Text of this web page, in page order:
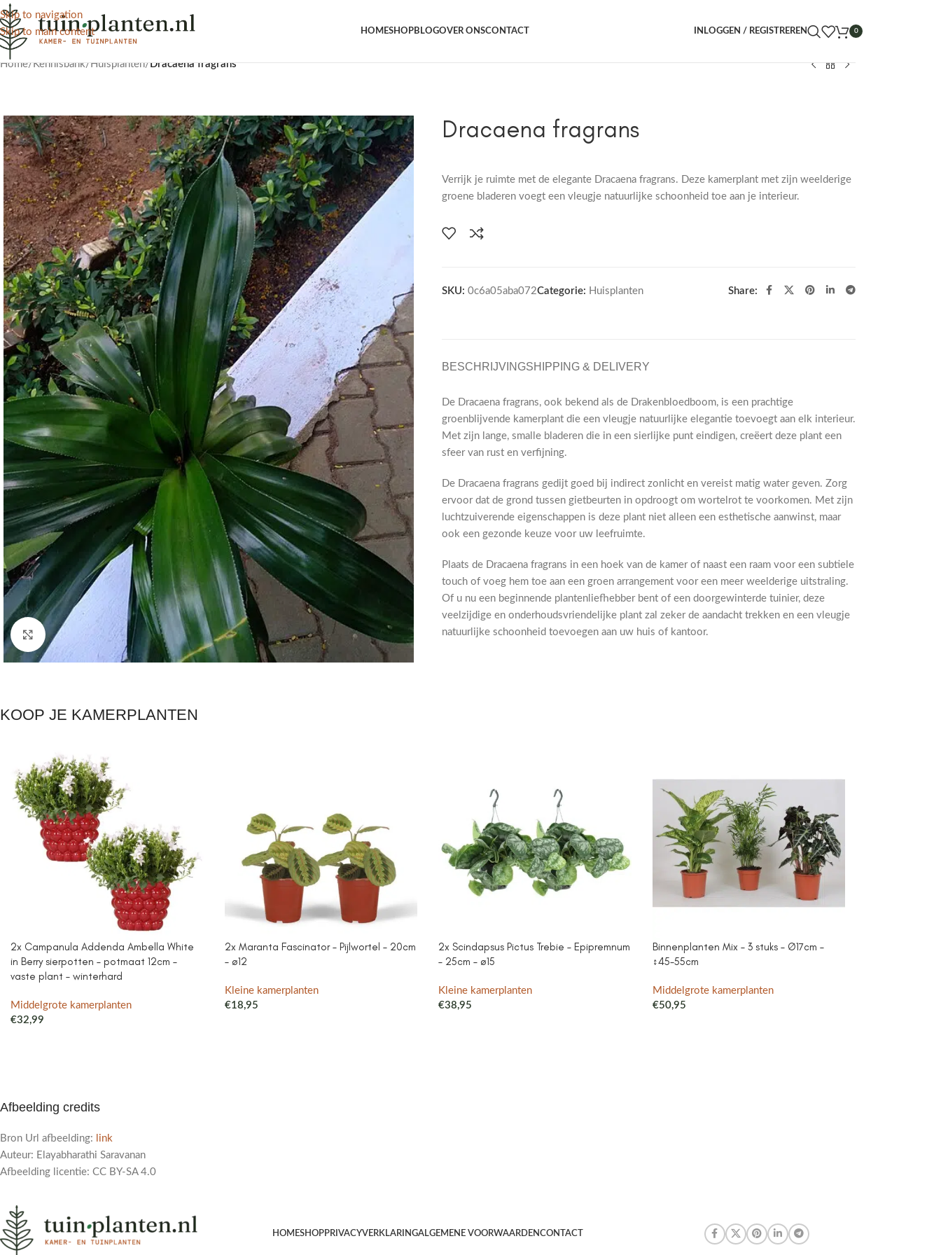
Skip to navigation
Skip to main content
HOMESHOPBLOGOVER ONSCONTACT INLOGGEN / REGISTREREN 0
Home/Kennisbank/Huisplanten/Dracaena fragrans
Click to enlarge
Dracaena fragrans
Verrijk je ruimte met de elegante Dracaena fragrans. Deze kamerplant met zijn weelderige
groene bladeren voegt een vleugje natuurlijke schoonheid toe aan je interieur.
SKU: 0c6a05aba072Categorie: Huisplanten Share:
BESCHRIJVINGSHIPPING & DELIVERY
De Dracaena fragrans, ook bekend als de Drakenbloedboom, is een prachtige
groenblijvende kamerplant die een vleugje natuurlijke elegantie toevoegt aan elk interieur.
Met zijn lange, smalle bladeren die in een sierlijke punt eindigen, creëert deze plant een
sfeer van rust en verfijning.
De Dracaena fragrans gedijt goed bij indirect zonlicht en vereist matig water geven. Zorg
ervoor dat de grond tussen gietbeurten in opdroogt om wortelrot te voorkomen. Met zijn
luchtzuiverende eigenschappen is deze plant niet alleen een esthetische aanwinst, maar
ook een gezonde keuze voor uw leefruimte.
Plaats de Dracaena fragrans in een hoek van de kamer of naast een raam voor een subtiele
touch of voeg hem toe aan een groen arrangement voor een meer weelderige uitstraling.
Of u nu een beginnende plantenliefhebber bent of een doorgewinterde tuinier, deze
veelzijdige en onderhoudsvriendelijke plant zal zeker de aandacht trekken en een vleugje
natuurlijke schoonheid toevoegen aan uw huis of kantoor.
KOOP JE KAMERPLANTEN
2x Campanula Addenda Ambella White
in Berry sierpotten – potmaat 12cm –
vaste plant – winterhard
Middelgrote kamerplanten
€32,99
2x Maranta Fascinator – Pijlwortel – 20cm
– ø12
Kleine kamerplanten
€18,95
2x Scindapsus Pictus Trebie – Epipremnum
– 25cm – ø15
Kleine kamerplanten
€38,95
Binnenplanten Mix – 3 stuks – Ø17cm –
↕45-55cm
Middelgrote kamerplanten
€50,95
Afbeelding credits
Bron Url afbeelding:
link
Auteur: Elayabharathi Saravanan
Afbeelding licentie: CC BY-SA 4.0
HOMESHOPPRIVACYVERKLARINGALGEMENE VOORWAARDENCONTACT